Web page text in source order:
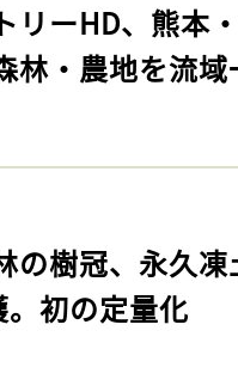
リーHD、熊本
林・農地を流
の樹冠、永久
初の定量化